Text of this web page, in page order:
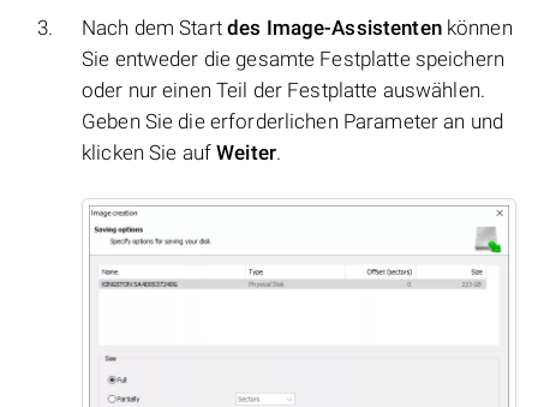
Nach dem Start des Image-Assistentenkönnen
Sie entweder die gesamte Festplatte speichern
oder nur einen Teil der Festplatte auswählen.
Geben Sie die erforderlichen Parameter an und
klicken Sie aufWeiter.